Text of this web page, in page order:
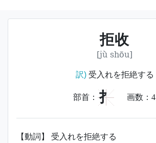
拒收
[jù shōu]
訳)受入れを拒絶する
部首： 扌 画数： 4
【動詞】 受入れを拒絶する